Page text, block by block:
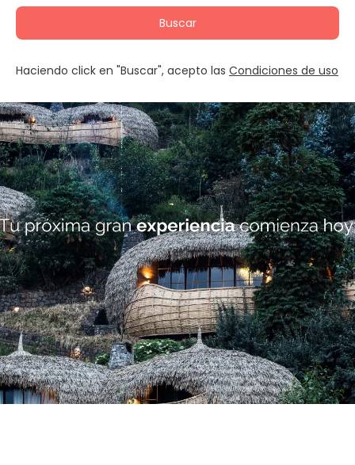
Buscar
Haciendo click en "Buscar", acepto las Condiciones de uso